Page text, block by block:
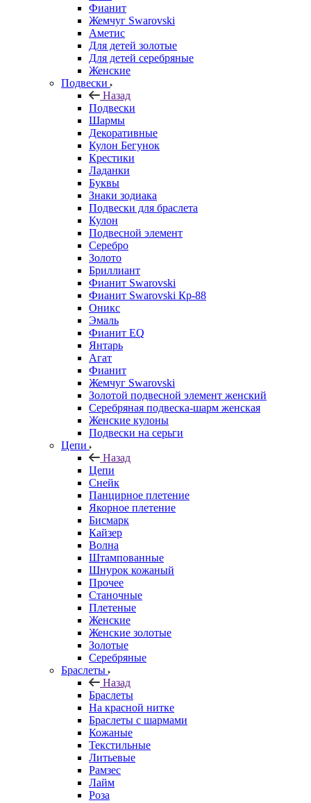
Фианит
Жемчуг Swarovski
Аметис
Для детей золотые
Для детей серебряные
Женские
Подвески
Назад
Подвески
Шармы
Декоративные
Кулон Бегунок
Крестики
Ладанки
Буквы
Знаки зодиака
Подвески для браслета
Кулон
Подвесной элемент
Серебро
Золото
Бриллиант
Фианит Swarovski
Фианит Swarovski Кр-88
Оникс
Эмаль
Фианит EQ
Янтарь
Агат
Фианит
Жемчуг Swarovski
Золотой подвесной элемент женcкий
Серебряная подвеска-шарм женская
Женские кулоны
Подвески на серьги
Цепи
Назад
Цепи
Снейк
Панцирное плетение
Якорное плетение
Бисмарк
Кайзер
Волна
Штампованные
Шнурок кожаный
Прочее
Станочные
Плетеные
Женские
Женские золотые
Золотые
Серебряные
Браслеты
Назад
Браслеты
На красной нитке
Браслеты с шармами
Кожаные
Текстильные
Литьевые
Рамзес
Лайм
Роза